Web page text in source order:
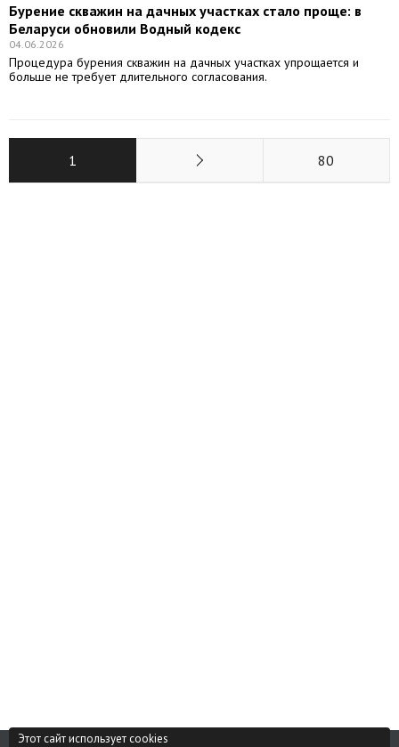
Бурение скважин на дачных участках стало проще: в
Беларуси обновили Водный кодекс
04.06.2026
Процедура бурения скважин на дачных участках упрощается и
больше не требует длительного согласования.
1 80
Этот сайт использует cookies